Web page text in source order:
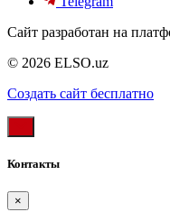
Сайт разработан на
© 2026 ELSO.uz
Создать cайт бесплатно
Контакты
×